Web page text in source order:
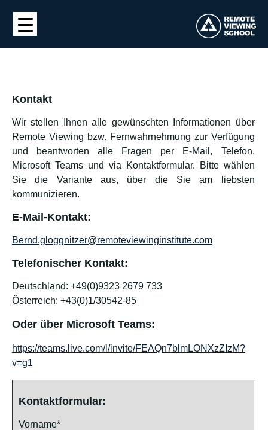
Kontakt
Wir stellen Ihnen alle gewünschten Informationen über
Remote Viewing bzw. Fernwahrnehmung zur Verfügung
und beantworten alle Fragen per E-Mail, Telefon,
Microsoft Teams und via Kontaktformular. Bitte wählen
Sie die Variante aus, über die Sie am liebsten
kommunizieren.
E-Mail-Kontakt:
Bernd.gloggnitzer@remoteviewinginstitute.com
Telefonischer Kontakt:
Deutschland: +49(0)9323 2679 733
Österreich: +43(0)1/30542-85
Oder über Microsoft Teams:
https://teams.live.com/l/invite/FEAQn7blmLONXzZIzM?
v=g1
Kontaktformular:
Vorname*